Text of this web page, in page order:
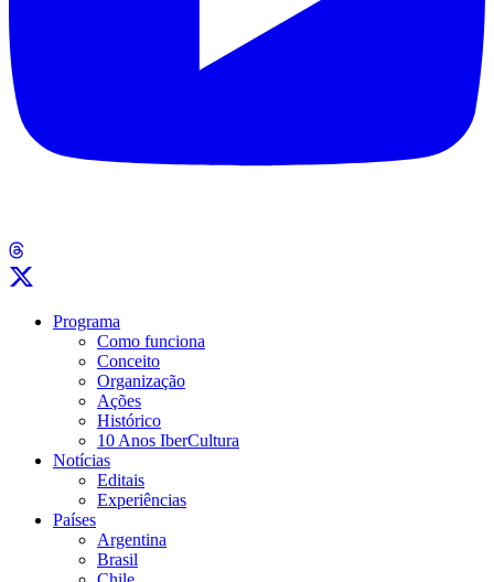
Programa
Como funciona
Conceito
Organização
Ações
Histórico
10 Anos IberCultura
Notícias
Editais
Experiências
Países
Argentina
Brasil